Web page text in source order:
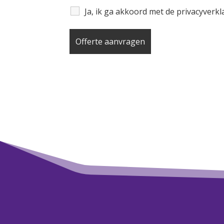
Ja, ik ga akkoord met de